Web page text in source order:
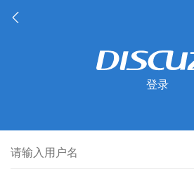
登录